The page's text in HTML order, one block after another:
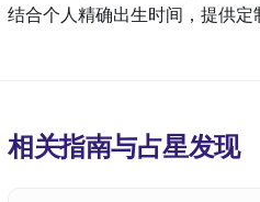
结合个人精确出生时间，提供定
相关指南与占星发现